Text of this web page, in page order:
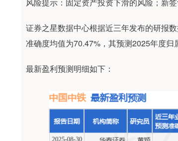
证券之星数据中心根据近三年发布的研报
准确度均值为70.47%，其预测2025年度归
最新盈利预测明细如下：